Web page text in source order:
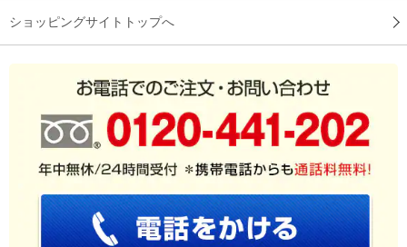
ショッピングサイトトップへ